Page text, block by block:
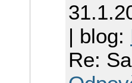
| blog:
Re: